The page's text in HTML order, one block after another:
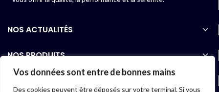
Vos données sont entre de bonnes mains
Des cookies peuvent être déposés sur votre terminal. Si vous
NOS ACTUALITÉS
NOS PRODUITS